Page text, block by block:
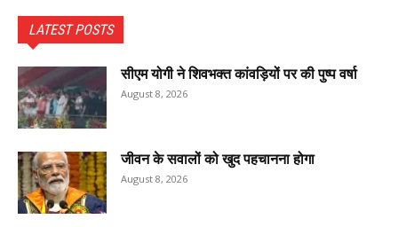
LATEST POSTS
सीएम योगी ने शिवभक्त कांवड़ियों पर की पुष्प वर्षा
August 8, 2026
जीवन के सवालों को खुद पहचानना होगा
August 8, 2026